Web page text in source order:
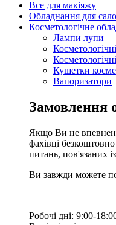
Все для макіяжу
Обладнання для
Косметологічне
Лампи лупи
Кушетки
Вапоризатори
Замовлення
Якщо Ви не
фахівці
питань, пов'язаних
Ви завжди можете
Робочі дні: 9:00-